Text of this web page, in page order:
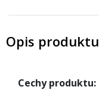
Opis produktu
Cechy produktu: